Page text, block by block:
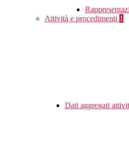
Attività e procedimenti 1
Dati aggregati